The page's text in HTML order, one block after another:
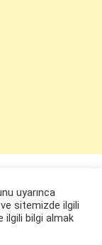
uyarınca
sitemizde ilgili
ilgili bilgi almak